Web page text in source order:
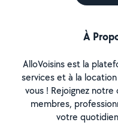
À
AlloVoisins est la
services et à la
vous ! Rejoignez
membres,
votre